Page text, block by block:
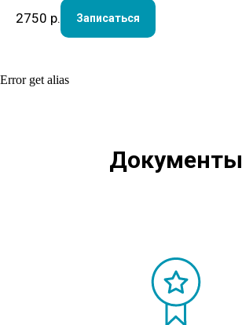
2750 р. Записаться
Error get alias
Документы